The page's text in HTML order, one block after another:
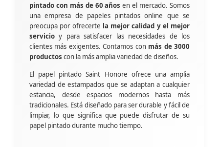
pintado con más de 60 años en el mercado. Somos
una empresa de papeles pintados online que se
preocupa por ofrecerte la mejor calidad y el mejor
servicio y para satisfacer las necesidades de los
clientes más exigentes. Contamos con más de 3000
productos con la más amplia variedad de diseños.
El papel pintado Saint Honore ofrece una amplia
variedad de estampados que se adaptan a cualquier
estancia, desde espacios modernos hasta más
tradicionales. Está diseñado para ser durable y fácil de
limpiar, lo que significa que puede disfrutar de su
papel pintado durante mucho tiempo.